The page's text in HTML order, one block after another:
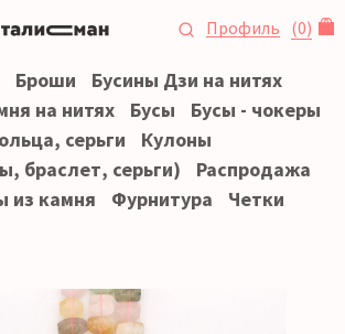
Профиль (0)
Броши
Бусины Дзи на нитях
на нитях
Бусы
Бусы - чокеры
серьги
Кулоны
браслет, серьги)
Распродажа
из камня
Фурнитура Четки